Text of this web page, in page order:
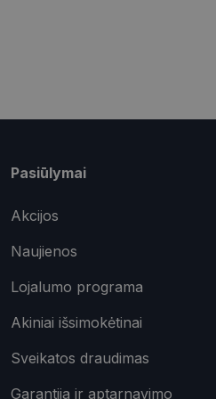
Pasiūlymai
Akcijos
Naujienos
Lojalumo programa
Akiniai išsimokėtinai
Sveikatos draudimas
Garantija ir aptarnavimo